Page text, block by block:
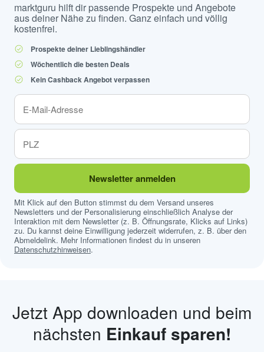
marktguru hilft dir passende Prospekte und Angebote
aus deiner Nähe zu finden. Ganz einfach und völlig
kostenfrei.
Prospekte deiner Lieblingshändler
Wöchentlich die besten Deals
Kein Cashback Angebot verpassen
Newsletter anmelden
Mit Klick auf den Button stimmst du dem Versand unseres
Newsletters und der Personalisierung einschließlich Analyse der
Interaktion mit dem Newsletter (z. B. Öffnungsrate, Klicks auf Links)
zu. Du kannst deine Einwilligung jederzeit widerrufen, z. B. über den
Abmeldelink. Mehr Informationen findest du in unseren
Datenschutzhinweisen.
Jetzt App downloaden und beim
nächsten Einkauf sparen!